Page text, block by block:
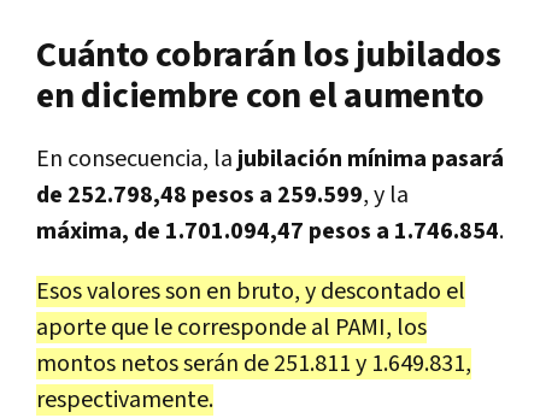
Cuánto cobrarán los jubilados
en diciembre con el aumento
En consecuencia, la jubilación mínima pasará
de 252.798,48 pesos a 259.599, y la
máxima, de 1.701.094,47 pesos a 1.746.854.
Esos valores son en bruto, y descontado el
aporte que le corresponde al PAMI, los
montos netos serán de 251.811 y 1.649.831,
respectivamente.